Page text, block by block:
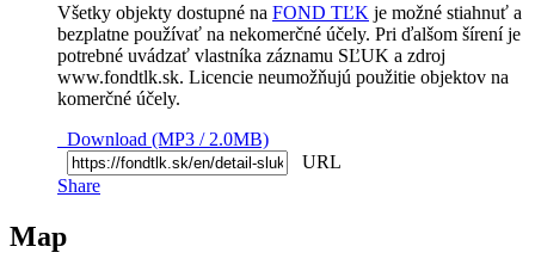
Všetky objekty dostupné na FOND TĽK je možné stiahnuť a
bezplatne používať na nekomerčné účely. Pri ďalšom šírení je
potrebné uvádzať vlastníka záznamu SĽUK a zdroj
www.fondtlk.sk. Licencie neumožňujú použitie objektov na
komerčné účely.
Download (MP3 / 2.0MB)
URL
Share
Map